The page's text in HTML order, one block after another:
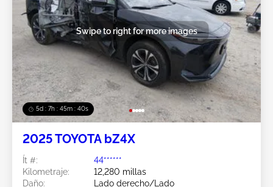
5d : 7h : 45m : 38s
Swipe to right for more images
2025 TOYOTA bZ4X
Ít #:
44******
Kilometraje:
12,280 millas
Daño:
Lado derecho/Lado